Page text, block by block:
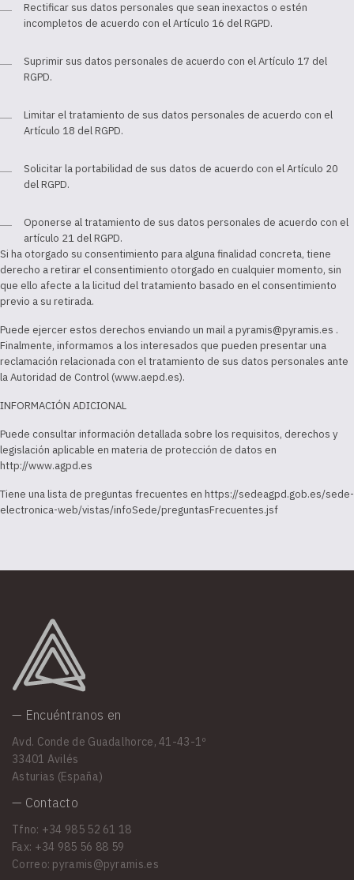
Rectificar sus datos personales que sean inexactos o estén
incompletos de acuerdo con el Artículo 16 del RGPD.
Suprimir sus datos personales de acuerdo con el Artículo 17 del
RGPD.
Limitar el tratamiento de sus datos personales de acuerdo con el
Artículo 18 del RGPD.
Solicitar la portabilidad de sus datos de acuerdo con el Artículo 20
del RGPD.
Oponerse al tratamiento de sus datos personales de acuerdo con el
artículo 21 del RGPD.
Si ha otorgado su consentimiento para alguna finalidad concreta, tiene
derecho a retirar el consentimiento otorgado en cualquier momento, sin
que ello afecte a la licitud del tratamiento basado en el consentimiento
previo a su retirada.
Puede ejercer estos derechos enviando un mail a pyramis@pyramis.es .
Finalmente, informamos a los interesados que pueden presentar una
reclamación relacionada con el tratamiento de sus datos personales ante
la Autoridad de Control (www.aepd.es).
INFORMACIÓN ADICIONAL
Puede consultar información detallada sobre los requisitos, derechos y
legislación aplicable en materia de protección de datos en
http://www.agpd.es
Tiene una lista de preguntas frecuentes en https://sedeagpd.gob.es/sede-
electronica-web/vistas/infoSede/preguntasFrecuentes.jsf
— Encuéntranos en
Avd. Conde de Guadalhorce, 41-43-1º
33401 Avilés
Asturias (España)
— Contacto
Tfno: +34 985 52 61 18
Fax: +34 985 56 88 59
Correo: pyramis@pyramis.es